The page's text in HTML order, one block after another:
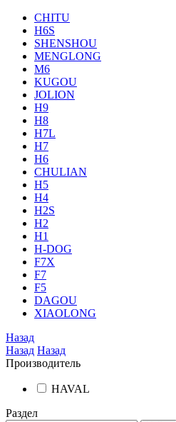
CHITU
H6S
SHENSHOU
MENGLONG
M6
KUGOU
JOLION
H9
H8
H7L
H7
H6
CHULIAN
H5
H4
H2S
H2
H1
H-DOG
F7X
F7
F5
DAGOU
XIAOLONG
Назад
Назад Назад
Производитель
HAVAL
Раздел